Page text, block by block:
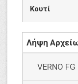
Κουτί
Λήψη
VERNO